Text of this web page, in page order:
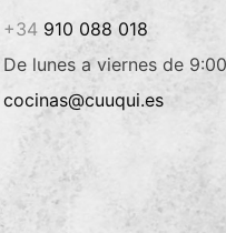
+34910 088 018
De lunes a viernes de
cocinas@cuuqui.es